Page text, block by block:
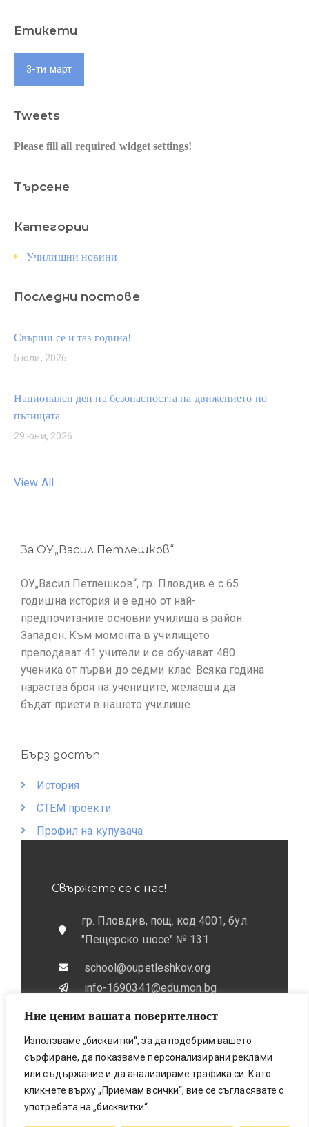
Ние ценим вашата поверителност
Използваме „бисквитки“, за да подобрим вашето
сърфиране, да показваме персонализирани реклами
или съдържание и да анализираме трафика си. Като
кликнете върху „Приемам всички“, вие се съгласявате с
употребата на „бисквитки“.
Етикети
3-ти март
Tweets
Please fill all required widget settings!
Търсене
Категории
Училищни новини
Последни постове
Свърши се и таз година!
5 юли, 2026
Национален ден на безопасността на движението по
пътищата
29 юни, 2026
View All
За ОУ„Васил Петлешков“
ОУ„Васил Петлешков“, гр. Пловдив е с 65
годишна история и е едно от най-
предпочитаните основни училища в район
Западен. Към момента в училището
преподават 41 учители и се обучават 480
ученика от първи до седми клас. Всяка година
нараства броя на учениците, желаещи да
бъдат приети в нашето училище.
Бърз достъп
История
СТЕМ проекти
Профил на купувача
Свържете се с нас!
гр. Пловдив, пощ. код 4001, бул.
"Пещерско шосе" № 131
school@oupetleshkov.org
info-1690341@edu.mon.bg
032 / 643 673
0884 / 787772
Bionicfox LTD- Designed & Made